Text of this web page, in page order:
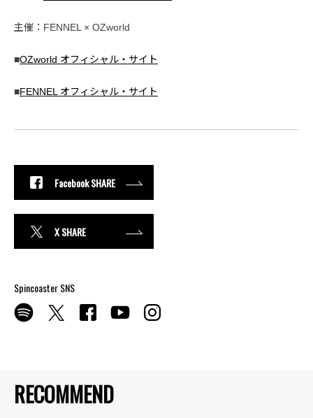
RECOMMEND
主催：FENNEL × OZworld
■OZworld オフィシャル・サイト
■FENNEL オフィシャル・サイト
Facebook SHARE
X SHARE
Spincoaster SNS